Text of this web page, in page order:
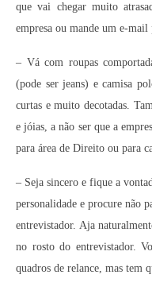
que vai chegar muito
empresa ou mande um e-mail
– Vá com roupas
(pode ser jeans) e camisa
curtas e muito decotadas.
e jóias, a não ser que a
para área de Direito ou para
– Seja sincero e fique a
personalidade e procure não
entrevistador. Aja
no rosto do entrevistador.
quadros de relance, mas tem